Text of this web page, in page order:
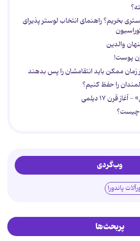
بخریم؟ راهنمای انتخاب لوستر پذیرای
والدین
پوست!
را حفظ کنیم؟
قرن ۱۷ دیلمی
چیست؟
وب‌گردی
پاندورا
پربحث‌ها